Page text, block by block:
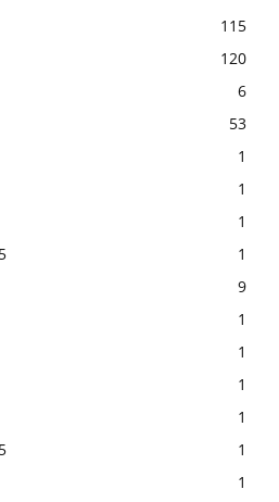
115
120
6
53
1
1
1
1
9
1
1
1
1
1
1